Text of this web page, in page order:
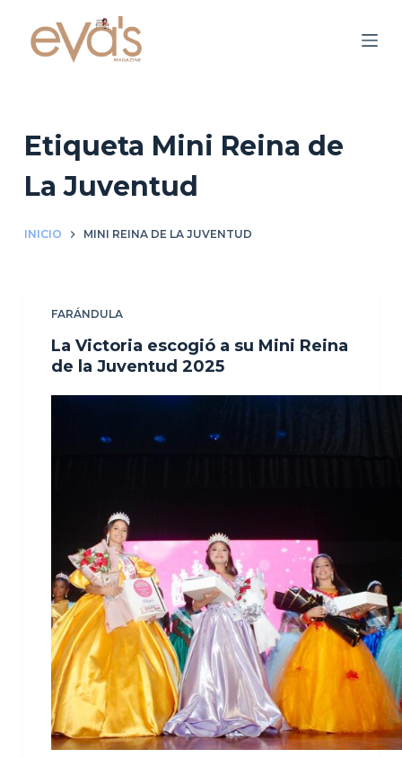
o
Etiqueta Mini Reina de
La Juventud
INICIO MINI REINA DE LA JUVENTUD
FARÁNDULA
La Victoria escogió a su Mini Reina
de la Juventud 2025